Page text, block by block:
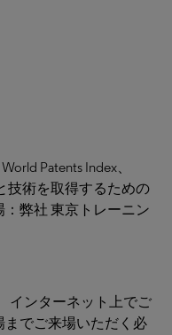
Patents Index、
技術を取得するための
弊社 東京トレーニン
インターネット上でご
でご来場いただく必